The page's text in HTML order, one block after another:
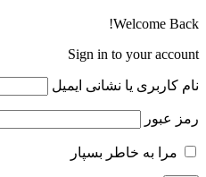
Welcome Back!
Sign in to your account
نام کاربری یا نشانی ایمیل
رمز عبور
مرا به خاطر بسپار